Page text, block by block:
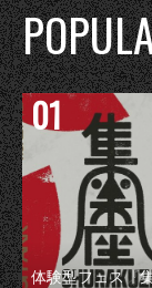
体験型フェス『